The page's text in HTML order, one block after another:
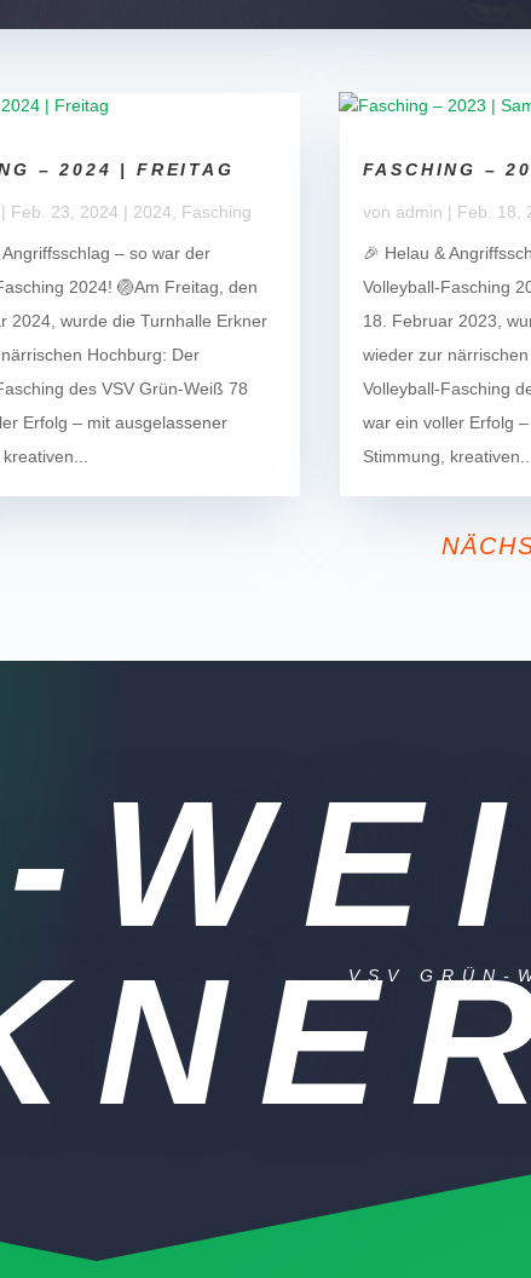
– 2024 | FREITAG
| Feb. 23, 2024 | 2024, Fasching
– so war der
2024! 🏐Am Freitag, den
2024, wurde die Turnhalle Erkner
Hochburg: Der
des VSV Grün-Weiß 78
Erfolg – mit ausgelassener
FASCHING –
von admin | Feb. 18,
🎉 Helau &
Volleyball-Fasching
18. Februar 2023,
wieder zur
Volleyball-Fasching
war ein voller Erfolg
Stimmung,
VSV GRÜN-